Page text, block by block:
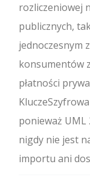
rozliczeniowej
publicznych,
jednoczesnym
konsumentów
płatności
ponieważ UML
nigdy nie jest
importu ani